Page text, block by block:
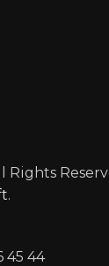
Rights
.
45 44